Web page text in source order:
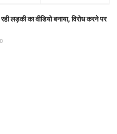
लड़की का वीडियो बनाया, विरोध करने पर